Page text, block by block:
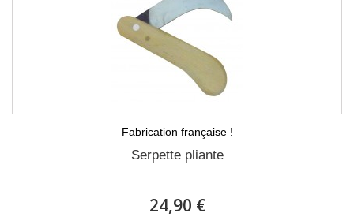
Fabrication française !
Serpette pliante
24,90 €